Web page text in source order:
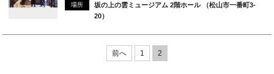
場所
坂の上の雲ミュージアム 2階ホール （松山市一番町3-
20）
前へ 1 2